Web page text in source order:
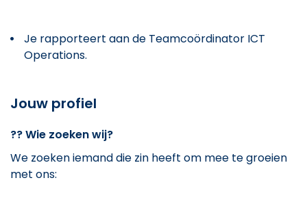
Je rapporteert aan de Teamcoördinator ICT
Operations.
Jouw profiel
??Wie zoeken wij?
We zoeken iemand die zin heeft om mee te groeien
met ons: